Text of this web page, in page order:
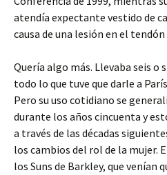
atendía expectante vestido de
causa de una lesión en el tendón
Quería algo más. Llevaba seis o
todo lo que tuve que darle a
Pero su uso cotidiano se
durante los años cincuenta y
a través de las décadas
los cambios del rol de la mujer.
los Suns de Barkley, que venían